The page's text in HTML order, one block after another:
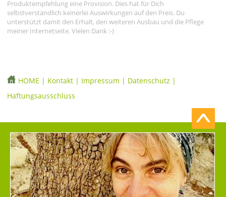
Produktempfehlung eine Provision. Dies hat für Dich
selbstverständlich keinerlei Auswirkungen auf den Preis. Du
unterstützt damit den Erhalt, den weiteren Ausbau und die Pflege
meiner Internetseite. Vielen Dank :-)
HOME | Kontakt | Impressum | Datenschutz |
Haftungsausschluss